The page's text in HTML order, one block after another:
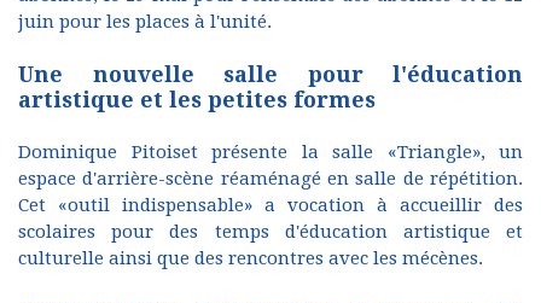
juin pour les places à l'unité.
Une nouvelle salle pour l'éducation
artistique et les petites formes
Dominique Pitoiset présente la salle «Triangle», un
espace d'arrière-scène réaménagé en salle de répétition.
Cet «outil indispensable» a vocation à accueillir des
scolaires pour des temps d'éducation artistique et
culturelle ainsi que des rencontres avec les mécènes.